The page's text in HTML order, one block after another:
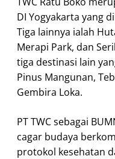
DI Yogyakarta yang
Tiga lainnya ialah
Merapi Park, dan
tiga destinasi lain
Pinus Mangunan,
Gembira Loka.
PT TWC sebagai
cagar budaya
protokol kesehatan